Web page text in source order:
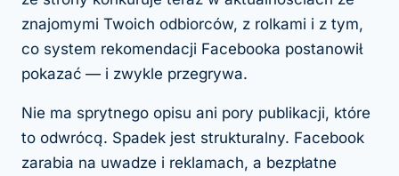
znajomymi Twoich odbiorców, z rolkami i z tym,
co system rekomendacji Facebooka postanowił
pokazać — i zwykle przegrywa.
Nie ma sprytnego opisu ani pory publikacji, które
to odwrócą. Spadek jest strukturalny. Facebook
zarabia na uwadze i reklamach, a bezpłatne